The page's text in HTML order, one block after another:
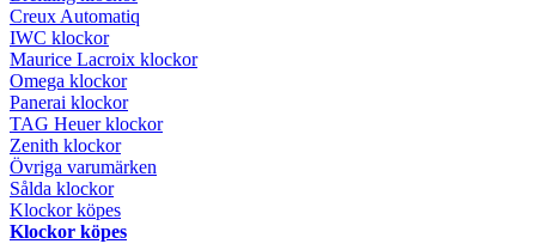
Creux Automatiq
IWC klockor
Maurice Lacroix klockor
Omega klockor
Panerai klockor
TAG Heuer klockor
Zenith klockor
Övriga varumärken
Sålda klockor
Klockor köpes
Klockor köpes